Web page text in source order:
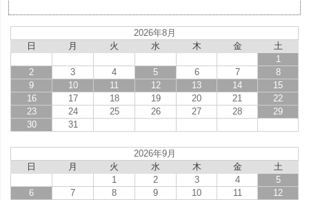
2026年8月
日
月 火 水 木 金
土
1
2
3 4 5 6 7
8
9
10 11 12 13 14
15
16
17 18 19 20 21
22
23
24 25 26 27 28
29
30
31
2026年9月
日
月 火 水 木 金
土
1
2 3 4
5
6
7 8 9 10 11
12